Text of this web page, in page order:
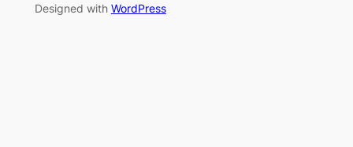
Designed with WordPress